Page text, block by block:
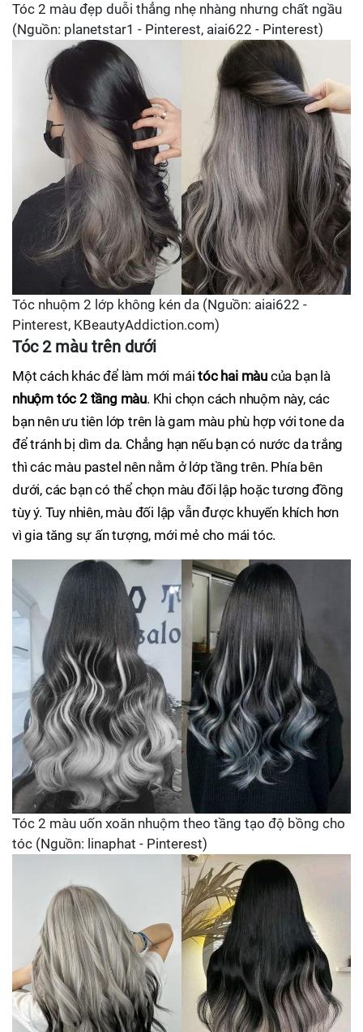
Tóc 2 màu đẹp duỗi thẳng nhẹ nhàng nhưng chất ngầu
(Nguồn: planetstar1 - Pinterest, aiai622 - Pinterest)
Tóc nhuộm 2 lớp không kén da (Nguồn: aiai622 -
Pinterest, KBeautyAddiction.com)
Tóc 2 màu trên dưới
Một cách khác để làm mới máitóc hai màu của bạn là
nhuộm tóc 2 tầng màu. Khi chọn cách nhuộm này, các
bạn nên ưu tiên lớp trên là gam màu phù hợp với tone da
để tránh bị dìm da. Chẳng hạn nếu bạn có nước da trắng
thì các màu pastel nên nằm ở lớp tầng trên. Phía bên
dưới, các bạn có thể chọn màu đối lập hoặc tương đồng
tùy ý. Tuy nhiên, màu đối lập vẫn được khuyến khích hơn
vì gia tăng sự ấn tượng, mới mẻ cho mái tóc.
Tóc 2 màu uốn xoăn nhuộm theo tầng tạo độ bồng cho
tóc (Nguồn: linaphat - Pinterest)